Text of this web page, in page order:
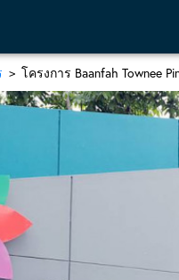
โครงการ Baanfah Townee